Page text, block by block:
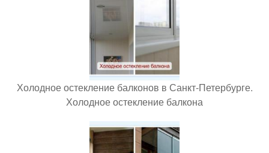
Холодное остекление балконов в Санкт-Петербурге.
Холодное остекление балкона